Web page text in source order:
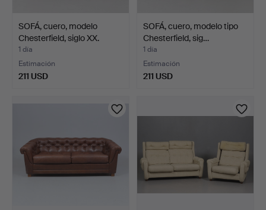
SOFÁ, cuero, modelo
Chesterfield, siglo XX.
1 día
Estimación
211 USD
SOFÁ, cuero, modelo tipo
Chesterfield, sig…
1 día
Estimación
211 USD